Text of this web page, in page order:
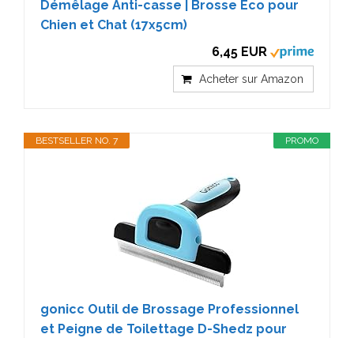
Démêlage Anti-casse | Brosse Éco pour
Chien et Chat (17x5cm)
6,45 EUR
Acheter sur Amazon
PROMO
BESTSELLER NO. 7
gonicc Outil de Brossage Professionnel
et Peigne de Toilettage D-Shedz pour